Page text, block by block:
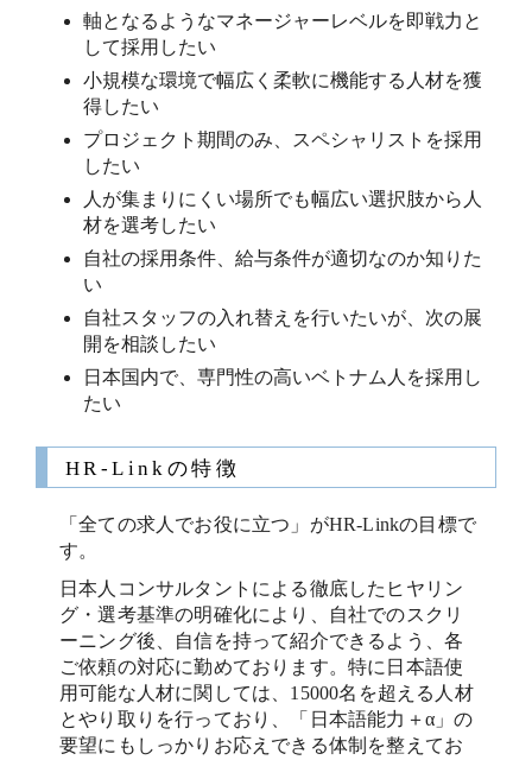
軸となるようなマネージャーレベルを即戦力と
して採用したい
小規模な環境で幅広く柔軟に機能する人材を獲
得したい
プロジェクト期間のみ、スペシャリストを採用
したい
人が集まりにくい場所でも幅広い選択肢から人
材を選考したい
自社の採用条件、給与条件が適切なのか知りた
い
自社スタッフの入れ替えを行いたいが、次の展
開を相談したい
日本国内で、専門性の高いベトナム人を採用し
たい
HR-Linkの特徴
「全ての求人でお役に立つ」がHR-Linkの目標で
す。
日本人コンサルタントによる徹底したヒヤリン
グ・選考基準の明確化により、自社でのスクリ
ーニング後、自信を持って紹介できるよう、各
ご依頼の対応に勤めております。特に日本語使
用可能な人材に関しては、15000名を超える人材
とやり取りを行っており、「日本語能力＋α」の
要望にもしっかりお応えできる体制を整えてお